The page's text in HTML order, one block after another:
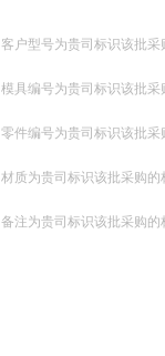
客户型号为贵司标识该批采
模具编号为贵司标识该批采
零件编号为贵司标识该批采
材质为贵司标识该批采购的
备注为贵司标识该批采购的